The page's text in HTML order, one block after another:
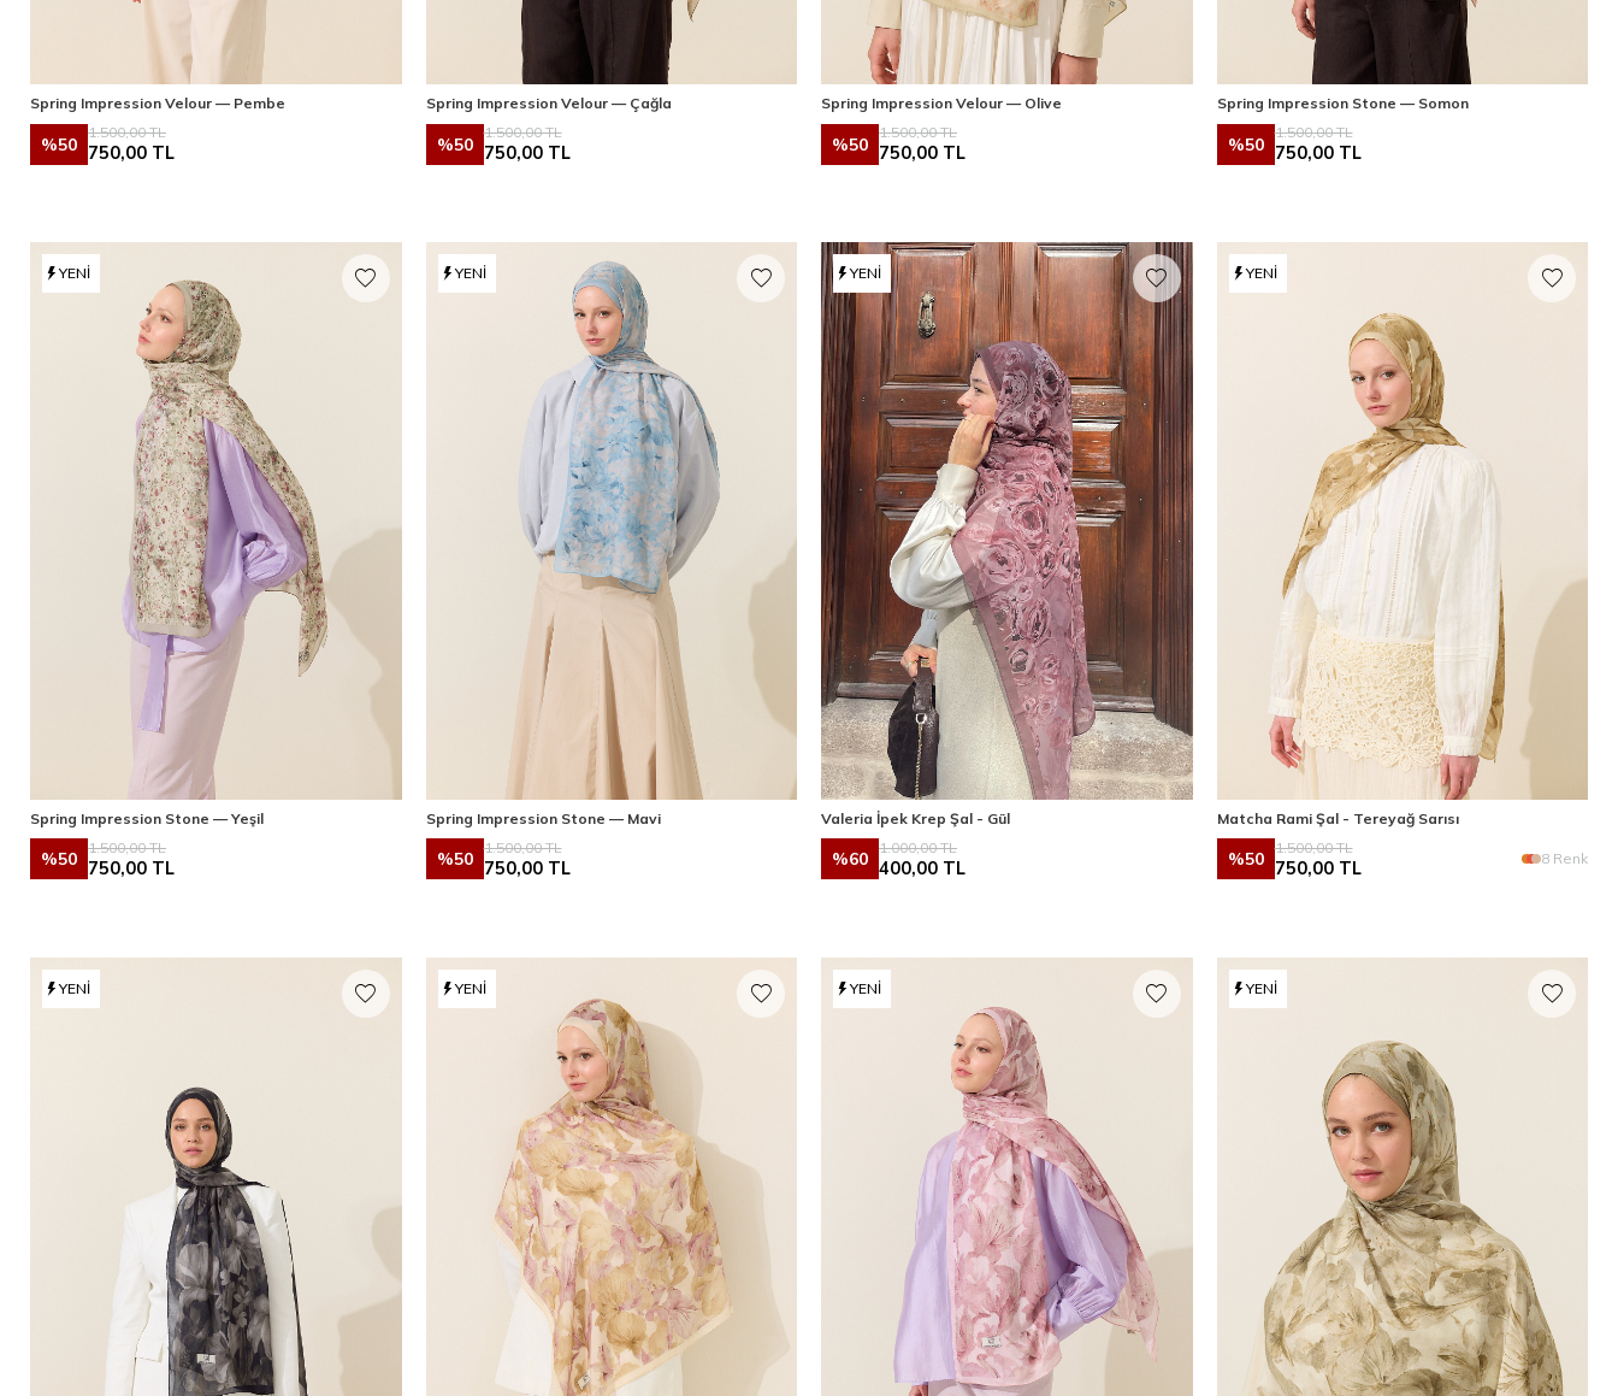
Spring Impression Velour — Pembe
%50
1.500,00TL
750,00 TL
Spring Impression Velour — Çağla
%50
1.500,00TL
750,00TL
Spring Impression Velour — Olive
%50
1.500,00TL
750,00 TL
Spring Impression Stone — Somon
%50
1.500,00TL
750,00TL
YENI
Spring Impression Stone — Yeşil
%50
1.500,00TL
750,00 TL
YENI
Spring Impression Stone — Mavi
%50
1.500,00TL
750,00TL
YENI
Valeria İpek Krep Şal - Gül
%60
1.000,00TL
400,00 TL
YENI
Matcha Rami Şal - Tereyağ Sarısı
%50
1.500,00TL
750,00TL 8 Renk
YENI YENI YENI YENI